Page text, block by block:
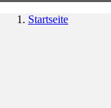
Startseite